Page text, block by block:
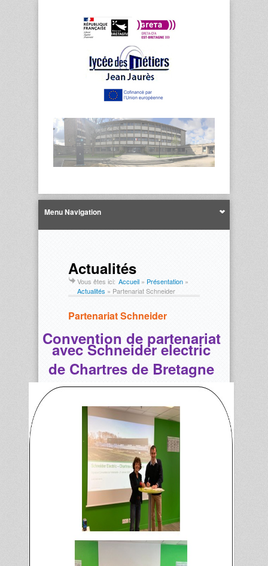
Menu Navigation
Actualités
Vous êtes ici: Accueil » Présentation »
Actualités » Partenariat Schneider
Partenariat Schneider
Convention de partenariat
avec Schneider electric
de Chartres de Bretagne